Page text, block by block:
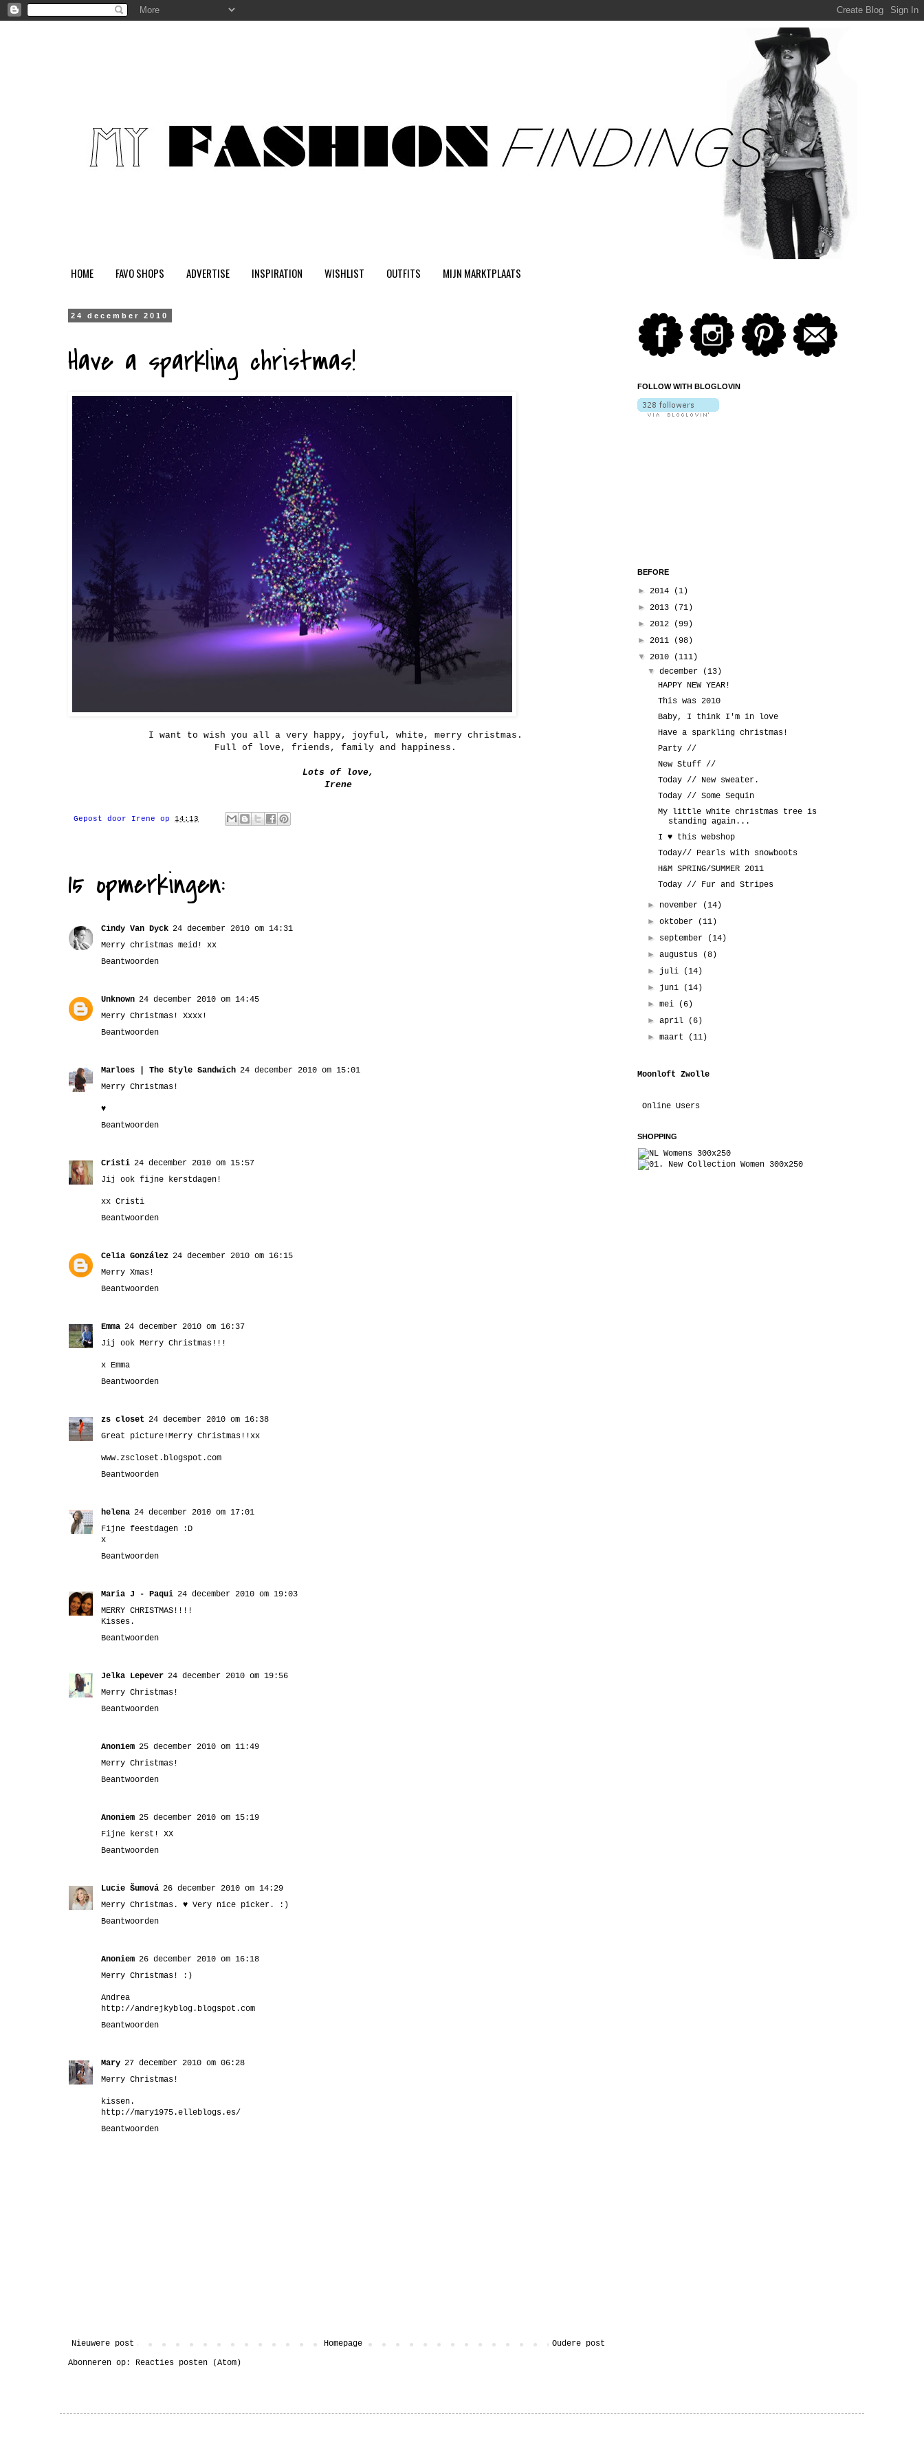
HOME FAVO SHOPS ADVERTISE INSPIRATION WISHLIST OUTFITS MIJN MARKTPLAATS
24 december 2010
Have a sparkling christmas!
I want to wish you all a very happy, joyful, white, merry christmas.
Full of love, friends, family and happiness.
Lots of love,
Irene
Gepost door Irene op 14:13
15 opmerkingen:
Cindy Van Dyck 24 december 2010 om 14:31
Merry christmas meid! xx
Beantwoorden
Unknown 24 december 2010 om 14:45
Merry Christmas! Xxxx!
Beantwoorden
Marloes | The Style Sandwich 24 december 2010 om 15:01
Merry Christmas!
♥
Beantwoorden
Cristi 24 december 2010 om 15:57
Jij ook fijne kerstdagen!
xx Cristi
Beantwoorden
Celia González 24 december 2010 om 16:15
Merry Xmas!
Beantwoorden
Emma 24 december 2010 om 16:37
Jij ook Merry Christmas!!!
x Emma
Beantwoorden
zs closet 24 december 2010 om 16:38
Great picture!Merry Christmas!!xx
www.zscloset.blogspot.com
Beantwoorden
helena 24 december 2010 om 17:01
Fijne feestdagen :D
x
Beantwoorden
Maria J - Paqui 24 december 2010 om 19:03
MERRY CHRISTMAS!!!!
Kisses.
Beantwoorden
Jelka Lepever 24 december 2010 om 19:56
Merry Christmas!
Beantwoorden
Anoniem 25 december 2010 om 11:49
Merry Christmas!
Beantwoorden
Anoniem 25 december 2010 om 15:19
Fijne kerst! XX
Beantwoorden
Lucie Šumová 26 december 2010 om 14:29
Merry Christmas. ♥ Very nice picker. :)
Beantwoorden
Anoniem 26 december 2010 om 16:18
Merry Christmas! :)
Andrea
http://andrejkyblog.blogspot.com
Beantwoorden
Mary 27 december 2010 om 06:28
Merry Christmas!
kissen.
http://mary1975.elleblogs.es/
Beantwoorden
Nieuwere post Oudere post
Homepage
Abonneren op: Reacties posten (Atom)
FOLLOW WITH BLOGLOVIN
BEFORE
► 2014
(1)
► 2013
(71)
► 2012
(99)
► 2011
(98)
▼ 2010
(111)
▼december
(13)
HAPPY NEW YEAR!
This was 2010
Baby, I think I'm in love
Have a sparkling christmas!
Party //
New Stuff //
Today // New sweater.
Today // Some Sequin
My little white christmas tree is
standing again...
I ♥ this webshop
Today// Pearls with snowboots
H&M SPRING/SUMMER 2011
Today // Fur and Stripes
► november
(14)
►oktober
(11)
► september
(14)
►augustus
(8)
► juli
(14)
► juni
(14)
►mei
(6)
►april
(6)
►maart (11)
Moonloft Zwolle
Online Users
SHOPPING